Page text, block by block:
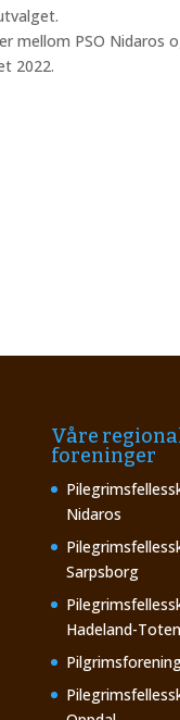
mellom PSO Nidaros
2022.
Våre
foreninger
Nidaros
Sarpsborg
Hadeland-